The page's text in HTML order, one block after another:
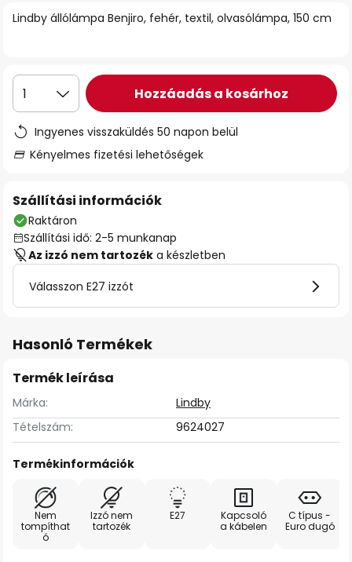
Lindby állólámpa Benjiro, fehér, textil, olvasólámpa, 150 cm
1 Hozzáadás a kosárhoz
Ingyenes visszaküldés 50 napon belül
Kényelmes fizetési lehetőségek
Szállítási információk
Raktáron
Szállítási idő: 2-5 munkanap
Az izzó nem tartozék a készletben
Válasszon E27 izzót
Hasonló Termékek
Termék leírása
Márka:
Lindby
Tételszám:
9624027
Termékinformációk
Nem
tompíthat
ó
Izzó nem
tartozék
E27
Kapcsoló
a kábelen
C típus -
Euro dugó